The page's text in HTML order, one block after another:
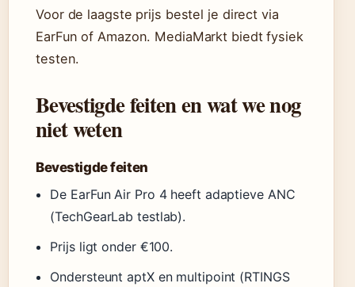
Voor de laagste prijs bestel je direct via
EarFun of Amazon. MediaMarkt biedt fysiek
testen.
Bevestigde feiten en wat we nog
niet weten
Bevestigde feiten
De EarFun Air Pro 4 heeft adaptieve ANC
(TechGearLab testlab).
Prijs ligt onder €100.
Ondersteunt aptX en multipoint (RTINGS